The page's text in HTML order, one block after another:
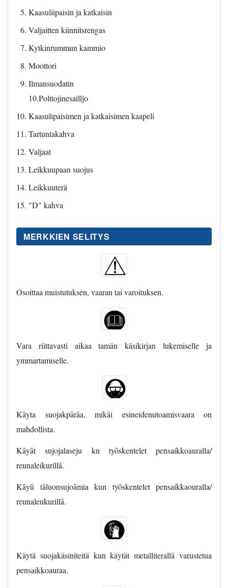
Kaasuliipaisin ja katkaisin
Valjaitten kiinnitsrengas
Kytkinrummun kammio
Moottori
Ilmansuodatin
10.Polttojinesailljo
Kaasulipaisimen ja katkaisimen kaapeli
Tartuntakahva
Valjaat
Leikkuupaan suojus
Leikkuuterä
"D" kahva
MERKKIEN SELITYS
Osoittaa muistutuksen, vaaran tai varoituksen.
Vara riittavasti aikaa tamän käsikirjan lukemiselle ja
ymmartamiselle.
Kāyta suojakpārāa, mikāi esineidenutoamisvaara on
mahdollista.
Kāyāt sujojalaseju kn tyōskentelet pensaikkoauralla/
reunaleikurillā.
Kāyū tāluonsujoāmia kun tyōskentelet pensaikkaouralla/
reunaleukurillā.
Käytä suojakäsiniteitä kun käytät metalliterallä varustetua
pensaikkoauraa.